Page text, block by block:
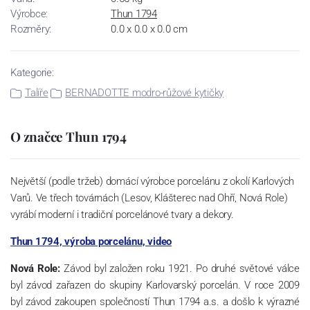
Výrobce:
Thun 1794
Rozměry:
0.0 x 0.0 x 0.0 cm
Kategorie:
Talíře
BERNADOTTE modro-růžové kytičky
O značce Thun 1794
Největší (podle tržeb) domácí výrobce porcelánu z okolí Karlových
Varů. Ve třech továrnách (Lesov, Klášterec nad Ohří, Nová Role)
vyrábí moderní i tradiční porcelánové tvary a dekory.
Thun 1794, výroba porcelánu, video
Nová Role: Závod byl založen roku 1921. Po druhé světové válce
byl závod zařazen do skupiny Karlovarský porcelán. V roce 2009
byl závod zakoupen společností Thun 1794 a.s. a došlo k výrazné